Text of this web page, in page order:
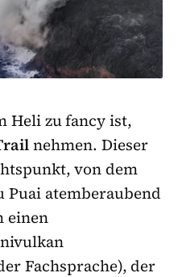
Heli zu fancy ist,
nehmen. Dieser
von dem
Puai atemberaubend
einen
Fachsprache), der